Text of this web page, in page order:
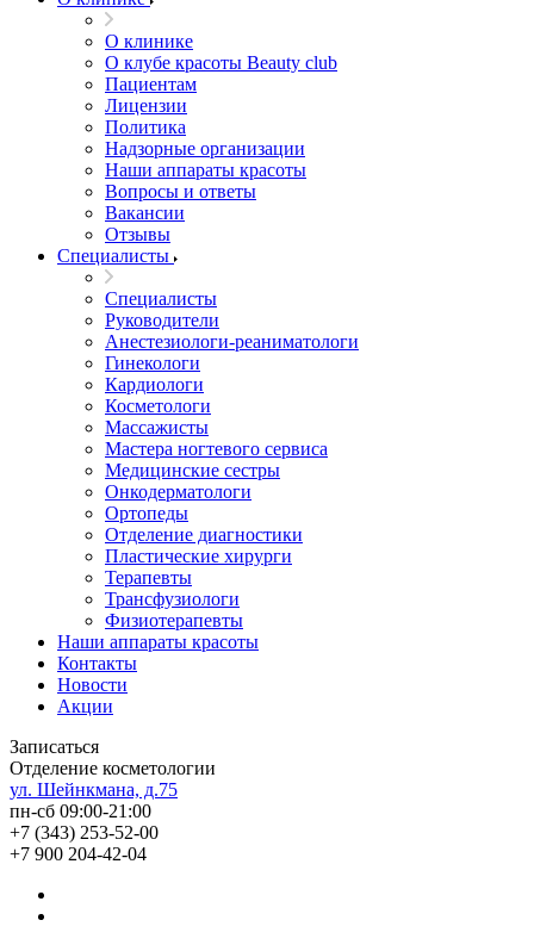
О клинике
О клубе красоты Beauty club
Пациентам
Лицензии
Политика
Надзорные организации
Наши аппараты красоты
Вопросы и ответы
Вакансии
Отзывы
Специалисты
Специалисты
Руководители
Анестезиологи-реаниматологи
Гинекологи
Кардиологи
Косметологи
Массажисты
Мастера ногтевого сервиса
Медицинские сестры
Онкодерматологи
Ортопеды
Отделение диагностики
Пластические хирурги
Терапевты
Трансфузиологи
Физиотерапевты
Наши аппараты красоты
Контакты
Новости
Акции
Записаться
Отделение косметологии
ул. Шейнкмана, д.75
пн-сб 09:00-21:00
+7 (343) 253-52-00
+7 900 204-42-04